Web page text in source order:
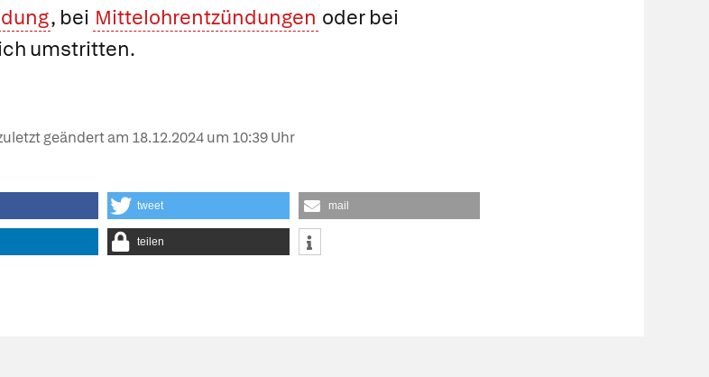
, bei Mittelohrentzündungen oder bei
umstritten.
geändert am 18.12.2024um 10:39 Uhr
tweet mail
teilen